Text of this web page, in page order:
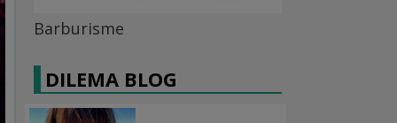
Barburisme
DILEMA BLOG